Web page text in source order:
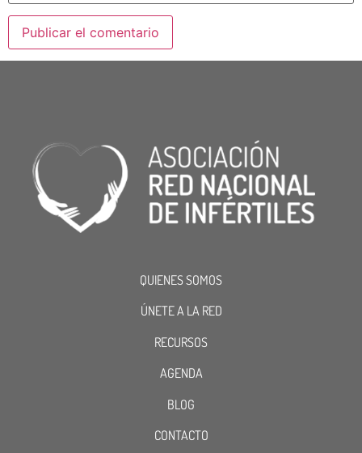
QUIENES SOMOS
ÚNETE A LA RED
RECURSOS
AGENDA
BLOG
CONTACTO